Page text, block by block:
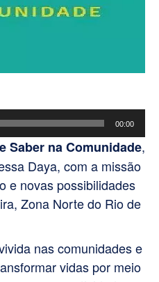
00:00
Saber na Comunidade,
Daya, com a missão
e novas possibilidades
Zona Norte do Rio de
nas comunidades e
vidas por meio